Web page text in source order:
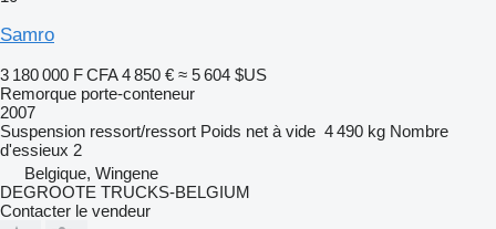
Samro
3 180 000 F CFA 4 850 € ≈ 5 604 $US
Remorque porte-conteneur
2007
Suspension ressort/ressort Poids net à vide 4 490 kg Nombre
d'essieux 2
Belgique, Wingene
DEGROOTE TRUCKS-BELGIUM
Contacter le vendeur